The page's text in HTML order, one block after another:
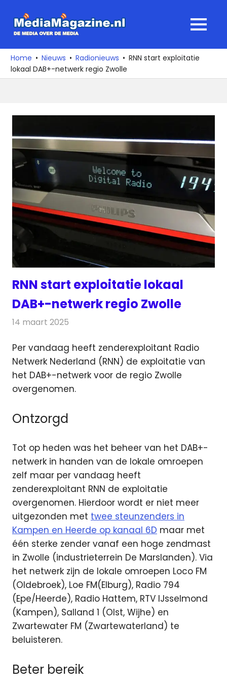
naar
media
over
de
MENU
Home Nieuws Radionieuws
RNN start exploitatie
lokaal DAB+-netwerk regio Zwolle
RNN start exploitatie lokaal
DAB+-netwerk regio Zwolle
14 maart 2025
Per vandaag heeft zenderexploitant Radio
Netwerk Nederland (RNN) de exploitatie van
het DAB+-netwerk voor de regio Zwolle
overgenomen.
Ontzorgd
Tot op heden was het beheer van het DAB+-
netwerk in handen van de lokale omroepen
zelf maar per vandaag heeft
zenderexploitant RNN de exploitatie
overgenomen. Hierdoor wordt er niet meer
uitgezonden met twee steunzenders in
Kampen en Heerde op kanaal 6D maar met
één sterke zender vanaf een hoge zendmast
in Zwolle (industrieterrein De Marslanden). Via
het netwerk zijn de lokale omroepen Loco FM
(Oldebroek), Loe FM(Elburg), Radio 794
(Epe/Heerde), Radio Hattem, RTV IJsselmond
(Kampen), Salland 1 (Olst, Wijhe) en
Zwartewater FM (Zwartewaterland) te
beluisteren.
Beter bereik